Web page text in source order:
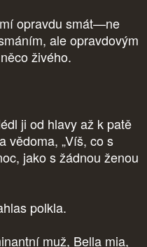
opravdu smát—ne
ale opravdovým
živého.
ji od hlavy až k patě
vědoma, „Víš, co s
jako s žádnou ženou
polkla.
muž, Bella mia,